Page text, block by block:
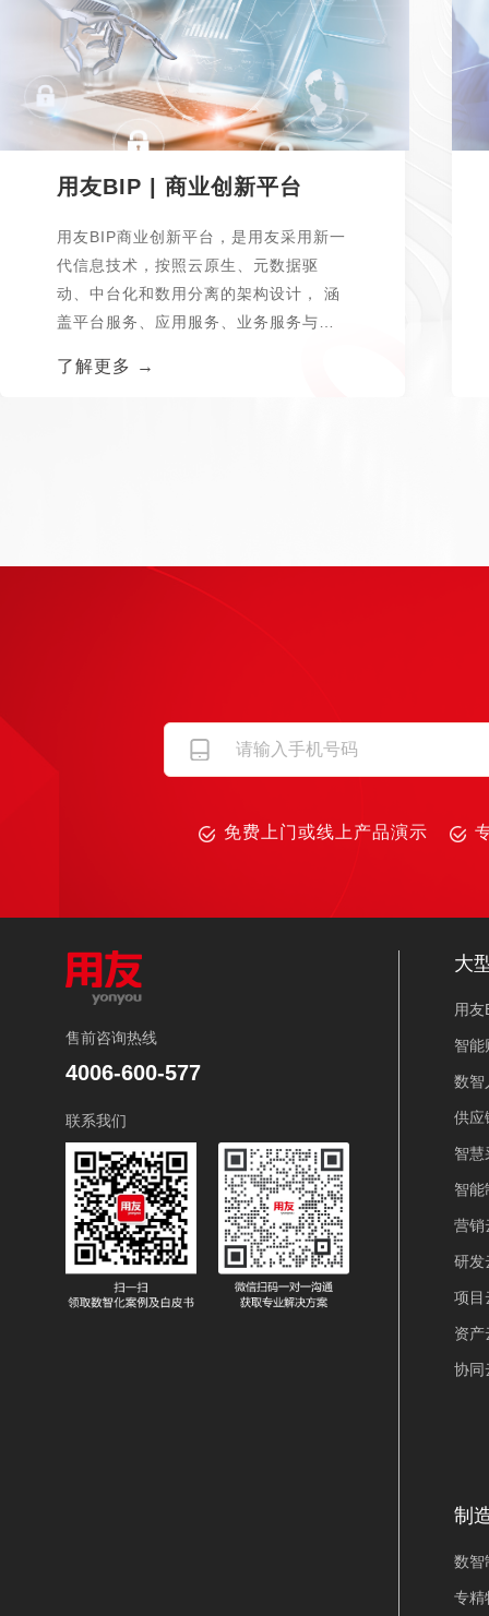
用友BIP | 商业创新平台
用友BIP商业创新平台，是用友采用新一
代信息技术，按照云原生、元数据驱
动、中台化和数用分离的架构设计， 涵
盖平台服务、应用服务、业务服务与数
了解更多 →
免费上门或线上产品演示
售前咨询热线
4006-600-577
联系我们
大
用友
智能
数智
供应
智慧
智能
营销
研发
项目
资产
协同
制
数智
专精